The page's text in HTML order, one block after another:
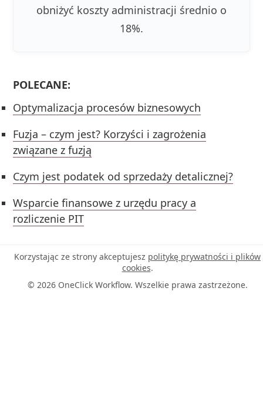
obniżyć koszty administracji średnio o
18%.
POLECANE:
Optymalizacja procesów biznesowych
Fuzja – czym jest? Korzyści i zagrożenia
związane z fuzją
Czym jest podatek od sprzedaży detalicznej?
Wsparcie finansowe z urzędu pracy a
rozliczenie PIT
Korzystając ze strony akceptujesz politykę prywatności i plików
cookies.
© 2026 OneClick Workflow. Wszelkie prawa zastrzeżone.